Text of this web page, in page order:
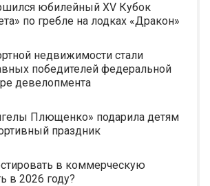
юбилейный XV Кубок
по гребле на лодках «Дракон»
недвижимости стали
победителей федеральной
девелопмента
Плющенко» подарила детям
праздник
в коммерческую
в 2026 году?